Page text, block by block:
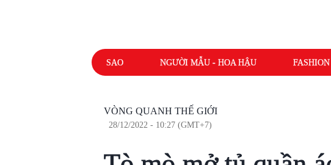
SAO NGƯỜI MẪU - HOA HẬU
VÒNG QUANH THẾ GIỚI
28/12/2022 - 10:27 (GMT+7)